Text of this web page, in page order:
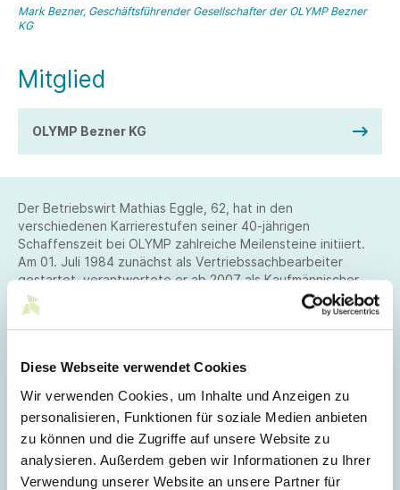
Diese Webseite verwendet Cookies
Wir verwenden Cookies, um Inhalte und Anzeigen zu
personalisieren, Funktionen für soziale Medien anbieten
zu können und die Zugriffe auf unsere Website zu
analysieren. Außerdem geben wir Informationen zu Ihrer
Verwendung unserer Website an unsere Partner für
Mark Bezner, Geschäftsführender Gesellschafter der OLYMP Bezner
KG
Mitglied
OLYMP Bezner KG
Der Betriebswirt Mathias Eggle, 62, hat in den
verschiedenen Karrierestufen seiner 40-jährigen
Schaffenszeit bei OLYMP zahlreiche Meilensteine initiiert.
Am 01. Juli 1984 zunächst als Vertriebssachbearbeiter
gestartet, verantwortete er ab 2007 als Kaufmännischer
Direktor die Bereiche Finanzen, Controlling,
Außenwirtschaft, Personal, IT/Organisation, Recht, Logistik
und Interne Services. Zum 01. Oktober 2017 erfolgte seine
Zu seinen größten beruflichen Erfolgen zählen unter
Elektronischen Datenverarbeitung in den 1980er-Jahren
sowie die Entwicklung eines individuellen
Warenwirtschaftssystems in den Neunzigern. Außerdem den
Neu- und regelmäßigen Ausbau der Firmenzentrale ab der
Jahrtausendwende. An der Realisierung des hochmodernen